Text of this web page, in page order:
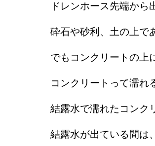
ドレンホース先端か
砕石や砂利、土の上で
でもコンクリートの上
コンクリートって濡れ
結露水で濡れたコンク
結露水が出ている間は